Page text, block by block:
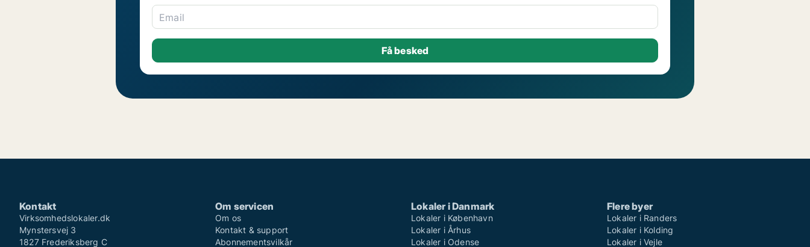
Email
Kontakt
Virksomhedslokaler.dk
Mynstersvej 3
1827 Frederiksberg C
Om servicen
Om os
Kontakt & support
Abonnementsvilkår
Lokaler i Danmark
Lokaler i København
Lokaler i Århus
Lokaler i Odense
Flere byer
Lokaler i Randers
Lokaler i Kolding
Lokaler i Vejle